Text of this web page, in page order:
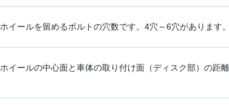
ホイールを留めるボルトの穴数です。4穴～6穴があります。
ホイールの中心面と車体の取り付け面（ディスク部）の距